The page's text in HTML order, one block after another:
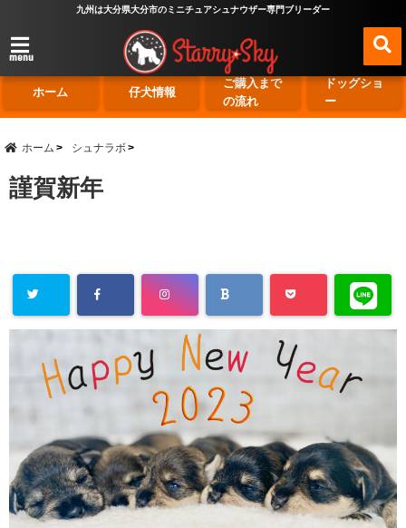
九州は大分県大分市のミニチュアシュナウザー専門ブリーダー
menu
ホーム 仔犬情報
ご購入まで
の流れ
ドッグショ
ー
ホーム シュナラボ
謹賀新年